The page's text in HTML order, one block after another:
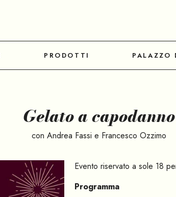
PRODOTTI PALAZZO
Gelato a capodanno
con Andrea Fassi e Francesco Ozzimo
Evento riservato a sole 18
Programma